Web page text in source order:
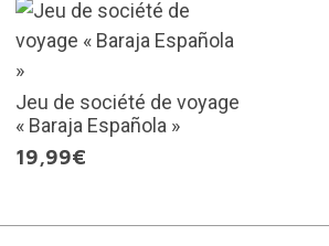
Jeu de société de voyage
« Baraja Española »
19,99€